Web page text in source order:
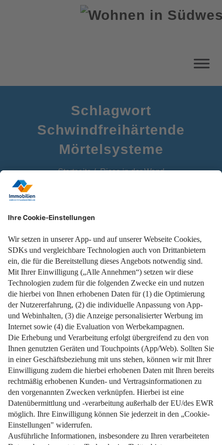
Schlagwort
Schwindfreihärtende
Mörtelsysteme
Startseite Risse in der Wand
Wie wirken sich Risse in der Wand auf die Gebäudestabilität
aus?
Weiterlesen
Impressum Datenschutz Nutzungsbedingungen
Pflichtinformationen AGB Über uns Bildquellen
Barrierefreiheit Widerrufsformular